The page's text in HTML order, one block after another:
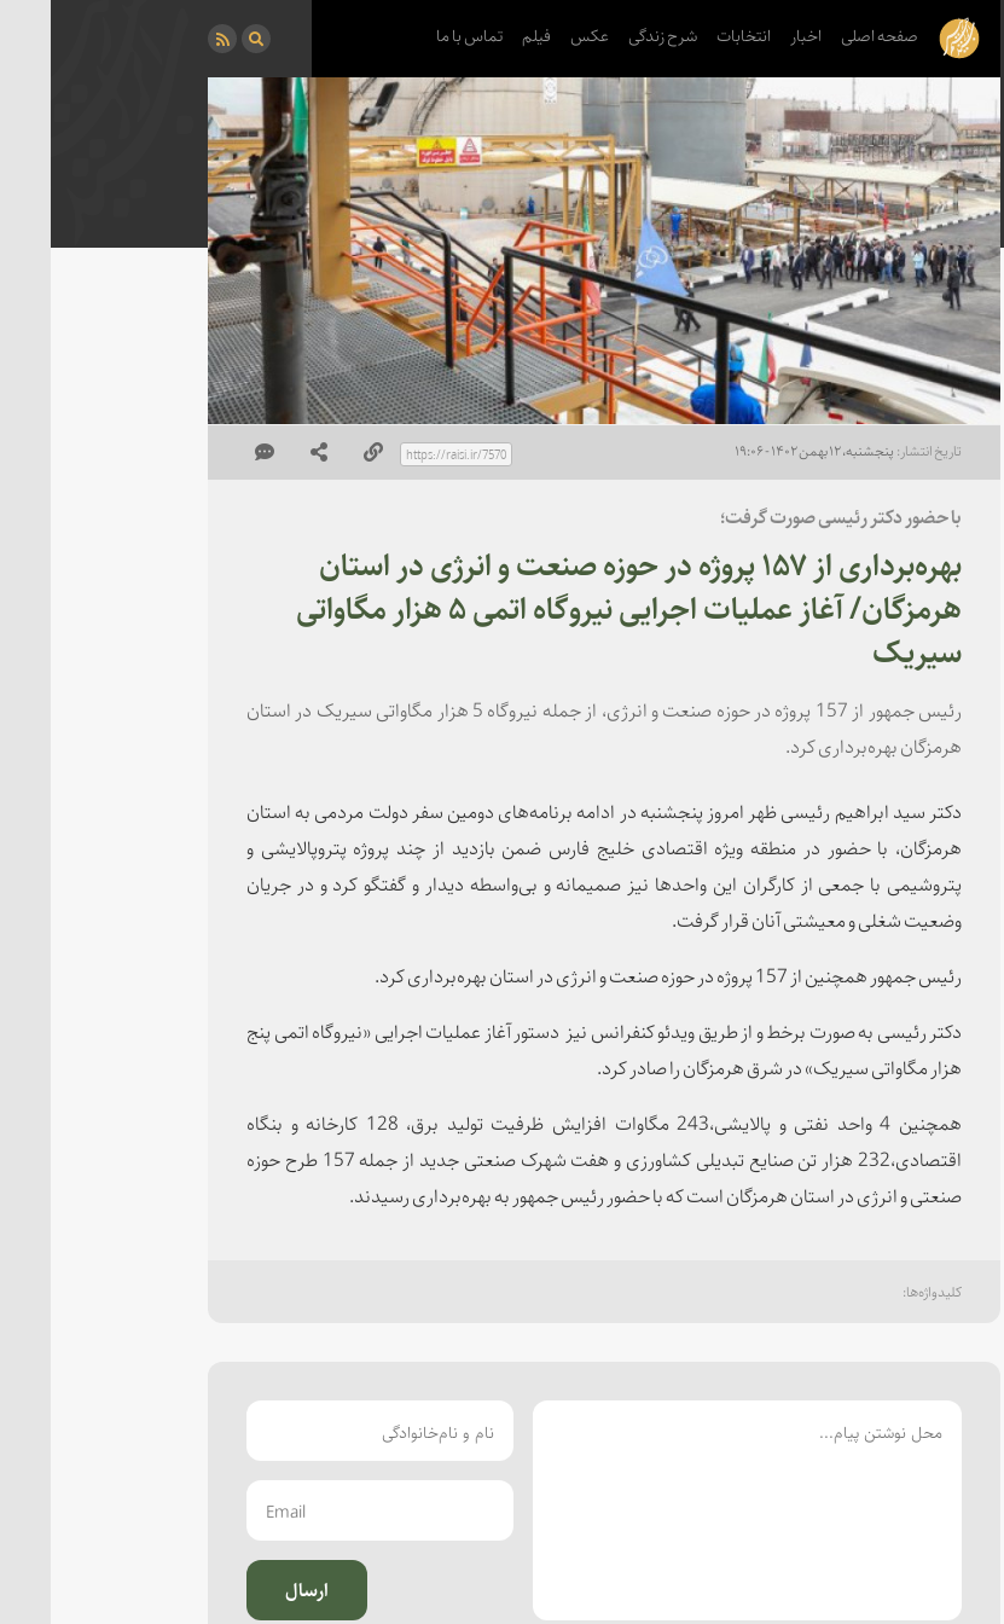
صفحه اصلی اخبار انتخابات شرح زندگی عکس فیلم تماس با ما
پنجشنبه، ۱۲ بهمن ۱۴۰۲ - ۱۹:۰۶
با حضور دکتر رئیسی صورت گرفت؛
بهره‌برداری از ۱۵۷ پروژه در حوزه صنعت و انرژی در استان
هرمزگان/ آغاز عملیات اجرایی نیروگاه اتمی ۵ هزار مگاواتی
سیریک
رئیس جمهور از 157 پروژه در حوزه صنعت و انرژی، از جمله نیروگاه 5 هزار مگاواتی سیریک در استان
هرمزگان بهره‌برداری کرد.
دکتر سید ابراهیم رئیسی ظهر امروز پنجشنبه در ادامه برنامه‌های دومین سفر دولت مردمی به استان
هرمزگان، با حضور در منطقه ویژه اقتصادی خلیج فارس ضمن بازدید از چند پروژه پتروپالایشی و
پتروشیمی با جمعی از کارگران این واحدها نیز صمیمانه و بی‌واسطه دیدار و گفتگو کرد و در جریان
وضعیت شغلی و معیشتی آنان قرار گرفت.
رئیس جمهور همچنین از 157 پروژه در حوزه صنعت و انرژی در استان بهره‌برداری کرد.
دکتر رئیسی به صورت برخط و از طریق ویدئو کنفرانس نیز دستور آغاز عملیات اجرایی «نیروگاه اتمی پنج
هزار مگاواتی سیریک» در شرق هرمزگان را صادر کرد.
همچنین 4 واحد نفتی و پالایشی،243 مگاوات افزایش ظرفیت تولید برق، 128 کارخانه و بنگاه
اقتصادی،232 هزار تن صنایع تبدیلی کشاورزی و هفت شهرک صنعتی جدید از جمله 157 طرح حوزه
صنعتی و انرژی در استان هرمزگان است که با حضور رئیس جمهور به بهره‌برداری رسیدند.
ارسال